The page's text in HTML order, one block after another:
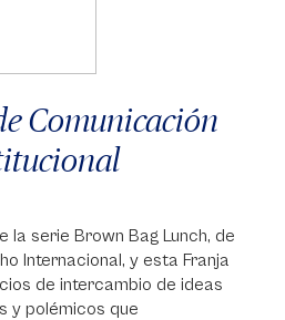
Comunicación
la serie Brown Bag Lunch, de
Internacional, y esta Franja
de intercambio de ideas
y polémicos que